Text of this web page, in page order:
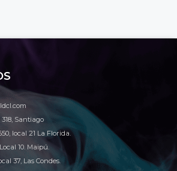
Santiago
local 21 La Florida.
10. Maipú.
37, Las Condes.